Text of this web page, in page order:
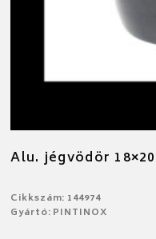
Alu. jégvödör
Cikkszám: 144974
Gyártó: PINTINOX